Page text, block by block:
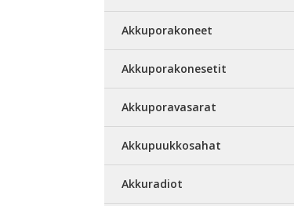
Akkuporakoneet
Akkuporakonesetit
Akkuporavasarat
Akkupuukkosahat
Akkuradiot